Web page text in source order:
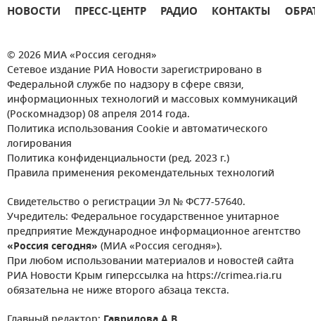
НОВОСТИ ПРЕСС-ЦЕНТР РАДИО КОНТАКТЫ
© 2026 МИА «Россия сегодня»
Сетевое издание РИА Новости зарегистрировано в
Федеральной службе по надзору в сфере связи,
информационных технологий и массовых коммуникаций
(Роскомнадзор) 08 апреля 2014 года.
Политика использования Cookie и автоматического
логирования
Политика конфиденциальности (ред. 2023 г.)
Правила применения рекомендательных технологий
Свидетельство о регистрации Эл № ФС77-57640.
Учредитель: Федеральное государственное унитарное
предприятие Международное информационное агентство
«Россия сегодня» (МИА «Россия сегодня»).
При любом использовании материалов и новостей сайта
РИА Новости Крым гиперссылка на https://crimea.ria.ru
обязательна не ниже второго абзаца текста.